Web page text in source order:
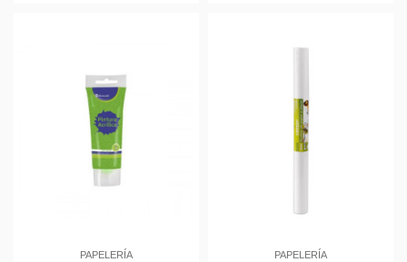
PAPELERÍA PAPELERÍA